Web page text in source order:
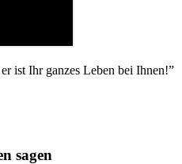
ist Ihr ganzes Leben bei Ihnen!”
sagen